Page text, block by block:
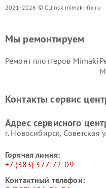
2021-2026 © СЦ nsk.mimaki-fix.ru
Мы ремонтируем
Ремонт плоттеров Mimaki
Контакты сервис
Адрес сервисного
г. Новосибирск, Советская
Горячая линия:
+7 (383) 377-72-09
Контактный телефон: